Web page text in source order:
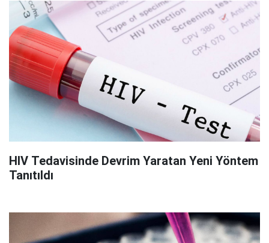
HIV Tedavisinde Devrim Yaratan Yeni Yöntem
Tanıtıldı